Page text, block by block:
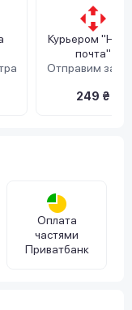
Курьером
почта"
Отправим
249 ₴
Оплата
частями
Приватбанк